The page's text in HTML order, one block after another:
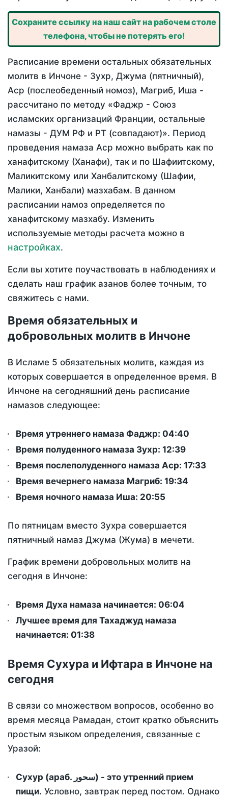
Сохраните ссылку на наш сайт на рабочем столе
телефона, чтобы не потерять его!
Расписание времени остальных обязательных
молитв в Инчоне - Зухр, Джума (пятничный),
Аср (послеобеденный номоз), Магриб, Иша -
рассчитано по методу «Фаджр - Союз
исламских организаций Франции, остальные
намазы - ДУМ РФ и РТ (совпадают)». Период
проведения намаза Аср можно выбрать как по
ханафитскому (Ханафи), так и по Шафиитскому,
Маликитскому или Ханбалитскому (Шафии,
Малики, Ханбали) мазхабам. В данном
расписании намоз определяется по
ханафитскому мазхабу. Изменить
используемые методы расчета можно в
настройках.
Если вы хотите поучаствовать в наблюдениях и
сделать наш график азанов более точным, то
свяжитесь с нами.
Время обязательных и
добровольных молитв в Инчоне
В Исламе 5 обязательных молитв, каждая из
которых совершается в определенное время. В
Инчоне на сегодняшний день расписание
намазов следующее:
Время утреннего намаза Фаджр: 04:40
Время полуденного намаза Зухр: 12:39
Время послеполуденного намаза Аср: 17:33
Время вечернего намаза Магриб: 19:34
Время ночного намаза Иша: 20:55
По пятницам вместо Зухра совершается
пятничный намаз Джума (Жума) в мечети.
График времени добровольных молитв на
сегодня в Инчоне:
Время Духа намаза начинается: 06:04
Лучшее время для Тахаджуд намаза
начинается: 01:38
Время Сухура и Ифтара в Инчоне на
сегодня
В связи со множеством вопросов, особенно во
время месяца Рамадан, стоит кратко объяснить
простым языком определения, связанные с
Уразой:
Сухур (араб. سحور) - это утренний прием
пищи. Условно, завтрак перед постом. Однако